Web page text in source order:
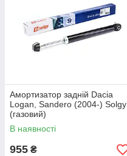
Амортизатор задній Dacia
Logan, Sandero (2004-) Solgy
(газовий)
В наявності
955 ₴